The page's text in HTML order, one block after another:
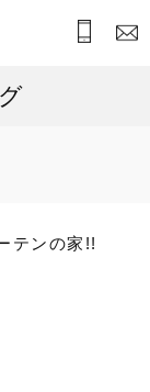
テンの家!!